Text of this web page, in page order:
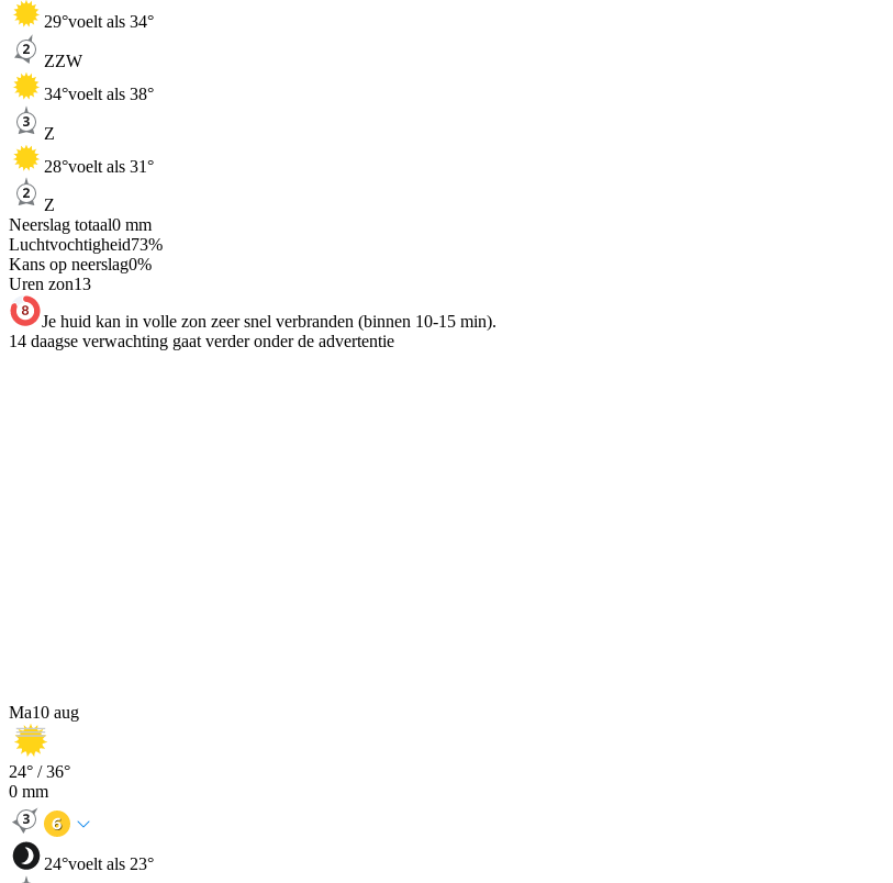
29°voelt als 34°
ZZW
34°voelt als 38°
Z
28°voelt als 31°
Z
Neerslag totaal0 mm
Luchtvochtigheid73%
Kans op neerslag0%
Uren zon13
Je huid kan in volle zon zeer snel verbranden (binnen 10-15 min).
14 daagse verwachting gaat verder onder de advertentie
Ma10 aug
24° /36°
0 mm
24°voelt als 23°